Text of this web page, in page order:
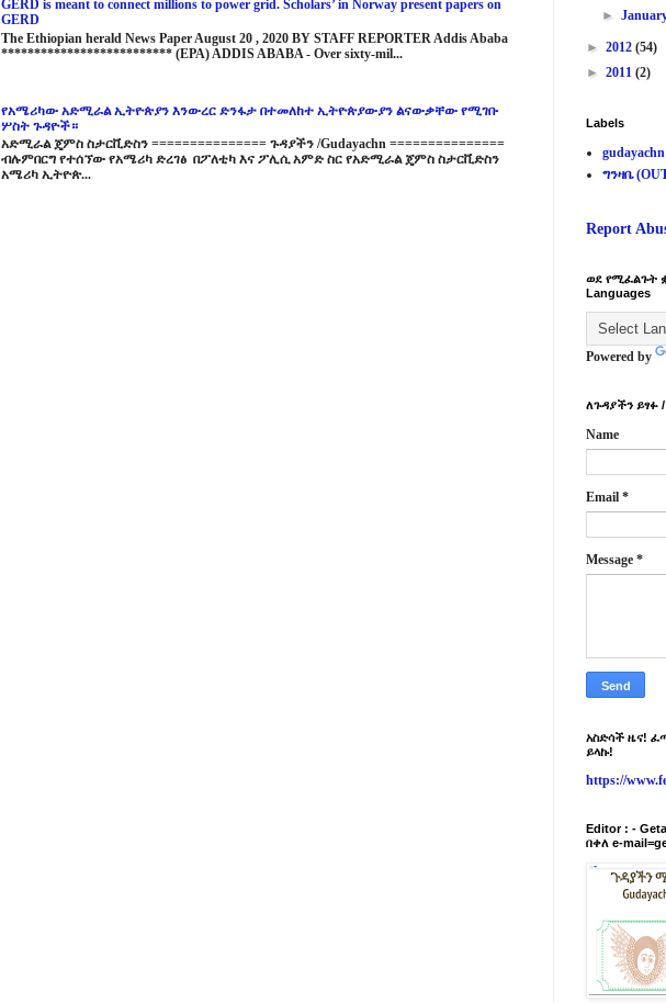
GERD is meant to connect millions to power grid. Scholars’ in Norway present papers on
GERD
The Ethiopian herald News Paper August 20 , 2020 BY STAFF REPORTER Addis Ababa
************************** (EPA) ADDIS ABABA - Over sixty-mil...
የአሜሪካው አድሚራል ኢትዮጵያን እንውረር ድንፋታ በተመለከተ ኢትዮጵያውያን ልናውቃቸው የሚገቡ
ሦስት ጉዳዮች።
አድሚራል ጄምስ ስታርቪድስን =============== ጉዳያችን /Gudayachn ===============
ብሉምበርግ የተሰኘው የአሜሪካ ድረገፅ በፖለቲካ እና ፖሊሲ አምድ ስር የአድሚራል ጄምስ ስታርቪድስን
አሜሪካ ኢትዮጵ...
►
► 2012 (54)
► 2011 (2)
Labels
gudayachn
ግንዛቤ
Report
ወደ የሚፈልጉት
Languages
Powered by
ለጉዳያችን ይፃፉ
Name
Email *
Message *
አስድሳች ዜና!
ይላኩ!
https://
Editor : -
በቀለ e-